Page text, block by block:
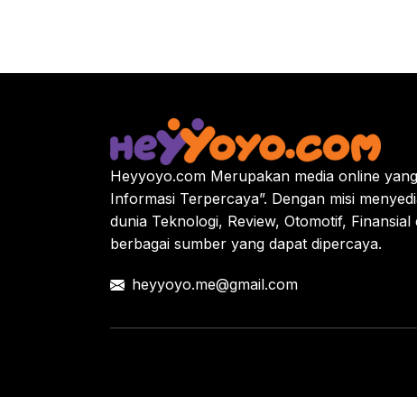
Heyyoyo.com Merupakan media online
Informasi Terpercaya”. Dengan misi
dunia Teknologi, Review, Otomotif,
berbagai sumber yang dapat dipercaya.
heyyoyo.me@gmail.com